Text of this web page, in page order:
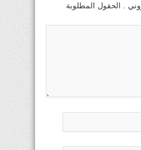
. الحقول المطلوبة